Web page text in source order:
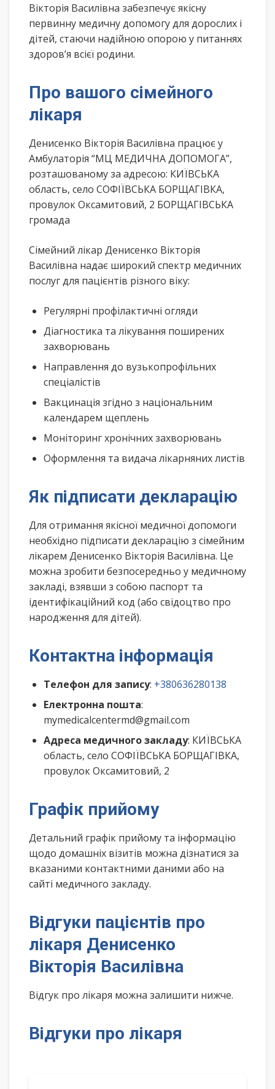
Вікторія Василівна забезпечує якісну
первинну медичну допомогу для дорослих і
дітей, стаючи надійною опорою у питаннях
здоров’я всієї родини.
Про вашого сімейного
лікаря
Денисенко Вікторія Василівна працює у
Амбулаторія “МЦ МЕДИЧНА ДОПОМОГА”,
розташованому за адресою: КИЇВСЬКА
область, село СОФІЇВСЬКА БОРЩАГІВКА,
провулок Оксамитовий, 2 БОРЩАГІВСЬКА
громада
Сімейний лікар Денисенко Вікторія
Василівна надає широкий спектр медичних
послуг для пацієнтів різного віку:
Регулярні профілактичні огляди
Діагностика та лікування поширених
захворювань
Направлення до вузькопрофільних
спеціалістів
Вакцинація згідно з національним
календарем щеплень
Моніторинг хронічних захворювань
Оформлення та видача лікарняних листів
Як підписати декларацію
Для отримання якісної медичної допомоги
необхідно підписати декларацію з сімейним
лікарем Денисенко Вікторія Василівна. Це
можна зробити безпосередньо у медичному
закладі, взявши з собою паспорт та
ідентифікаційний код (або свідоцтво про
народження для дітей).
Контактна інформація
Телефон для запису: +380636280138
Електронна пошта:
mymedicalcentermd@gmail.com
Адреса медичного закладу: КИЇВСЬКА
область, село СОФІЇВСЬКА БОРЩАГІВКА,
провулок Оксамитовий, 2
Графік прийому
Детальний графік прийому та інформацію
щодо домашніх візитів можна дізнатися за
вказаними контактними даними або на
сайті медичного закладу.
Відгуки пацієнтів про
лікаря Денисенко
Вікторія Василівна
Відгук про лікаря можна залишити нижче.
Відгуки про лікаря